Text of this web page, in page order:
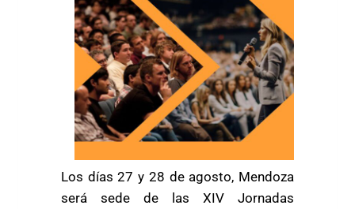
Los días 27 y 28 de agosto, Mendoza
será sede de las XIV Jornadas